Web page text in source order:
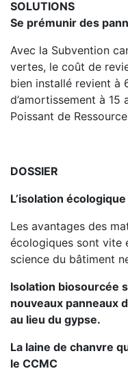
SOLUTIONS
Se prémunir des
Avec la Subvention
vertes, le coût de
bien installé revient à
d’amortissement à 15
Poissant de
DOSSIER
L’isolation
Les avantages des
écologiques sont vite
science du bâtiment
Isolation biosourcée
nouveaux panneaux
au lieu du gypse.
La laine de chanvre
le CCMC